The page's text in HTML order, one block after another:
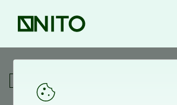
Forsiden
Karriere og utvikling